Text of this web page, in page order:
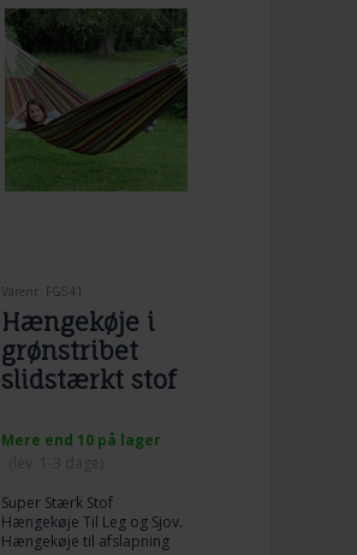
Varenr. FG541
Hængekøje i
grønstribet
slidstærkt stof
Mere end 10 på lager
Super Stærk Stof
Hængekøje Til Leg og Sjov.
Hængekøje til afslapning